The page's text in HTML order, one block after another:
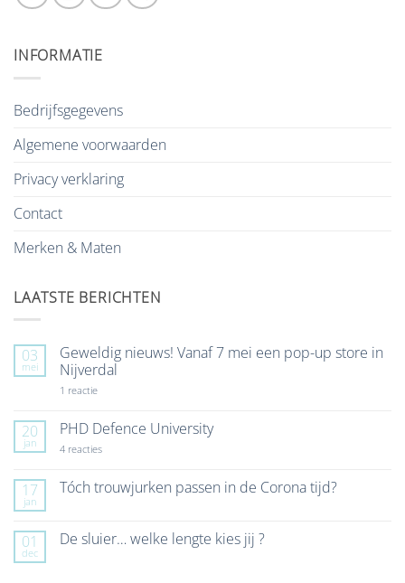
INFORMATIE
Bedrijfsgegevens
Algemene voorwaarden
Privacy verklaring
Contact
Merken & Maten
LAATSTE BERICHTEN
03
mei
Geweldig nieuws! Vanaf 7 mei een pop-up store in
Nijverdal
1 reactieop
Vanaf
7
mei
up
store
20
jan
PHD Defence University
4 reactiesop
University
17
jan
Tóch trouwjurken passen in de Corona tijd?
Tóch
01
dec
De sluier… welke lengte kies jij ?